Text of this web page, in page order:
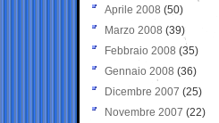
Aprile 2008 (50)
Marzo 2008 (39)
Febbraio 2008 (35)
Gennaio 2008 (36)
Dicembre 2007 (25)
Novembre 2007 (22)